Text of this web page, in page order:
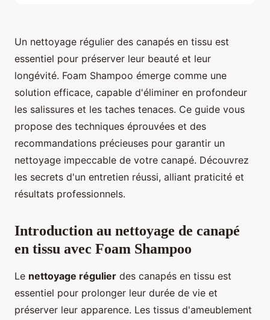
Un nettoyage régulier des canapés en tissu est
essentiel pour préserver leur beauté et leur
longévité. Foam Shampoo émerge comme une
solution efficace, capable d'éliminer en profondeur
les salissures et les taches tenaces. Ce guide vous
propose des techniques éprouvées et des
recommandations précieuses pour garantir un
nettoyage impeccable de votre canapé. Découvrez
les secrets d'un entretien réussi, alliant praticité et
résultats professionnels.
Introduction au nettoyage de canapé
en tissu avec Foam Shampoo
Le nettoyage régulier des canapés en tissu est
essentiel pour prolonger leur durée de vie et
préserver leur apparence. Les tissus d'ameublement